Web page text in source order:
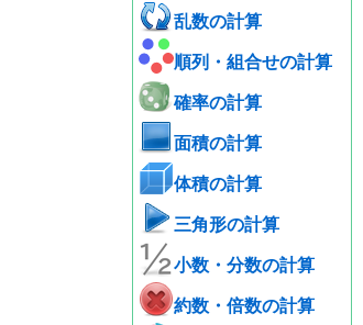
乱数の計算
順列・組合せの計算
確率の計算
面積の計算
体積の計算
三角形の計算
小数・分数の計算
約数・倍数の計算